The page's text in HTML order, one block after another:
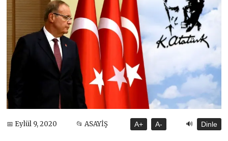
📅 Eylül 9, 2020 📂 ASAYİŞ A+ A- 🔊 Dinle